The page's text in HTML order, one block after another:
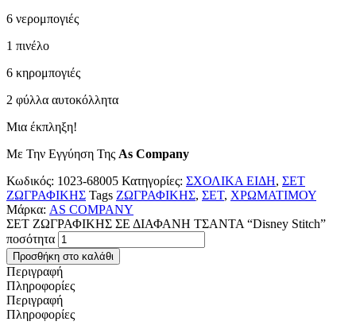
6 νερομπογιές
1 πινέλο
6 κηρομπογιές
2 φύλλα αυτοκόλλητα
Μια έκπληξη!
Με Την Εγγύηση Της As Company
Κωδικός: 1023-68005 Κατηγορίες: ΣΧΟΛΙΚΑ ΕΙΔΗ, ΣΕΤ
ΖΩΓΡΑΦΙΚΗΣ Tags ΖΩΓΡΑΦΙΚΗΣ, ΣΕΤ, ΧΡΩΜΑΤΙΜΟΥ
Μάρκα: AS COMPANY
ΣΕΤ ΖΩΓΡΑΦΙΚΗΣ ΣΕ ΔΙΑΦΑΝΗ ΤΣΑΝΤΑ “Disney Stitch”
ποσότητα
Προσθήκη στο καλάθι
Περιγραφή
Πληροφορίες
Περιγραφή
Πληροφορίες